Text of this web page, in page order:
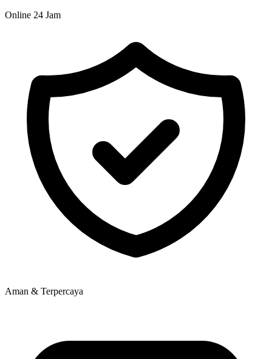
Online 24 Jam
Aman & Terpercaya